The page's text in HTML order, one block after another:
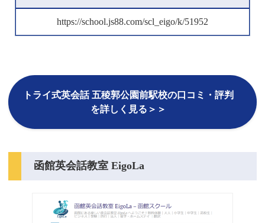
https://school.js88.com/scl_eigo/k/51952
トライ式英会話 五稜郭公園前駅校の口コミ・評判
を詳しく見る＞＞
函館英会話教室 EigoLa